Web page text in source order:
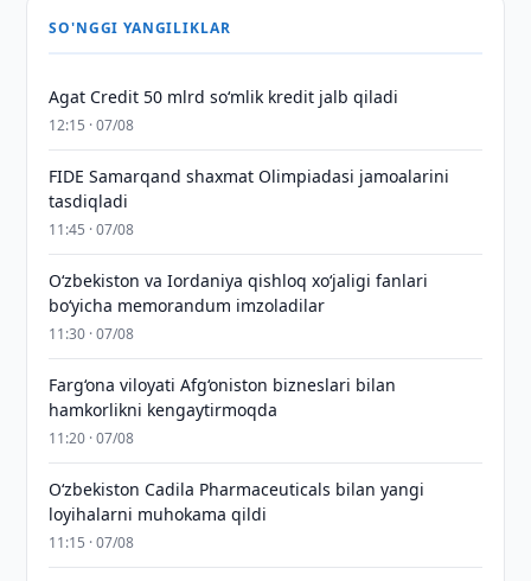
SO'NGGI YANGILIKLAR
Agat Credit 50 mlrd so‘mlik kredit jalb qiladi
12:15 · 07/08
FIDE Samarqand shaxmat Olimpiadasi jamoalarini
tasdiqladi
11:45 · 07/08
Oʻzbekiston va Iordaniya qishloq xoʻjaligi fanlari
boʻyicha memorandum imzoladilar
11:30 · 07/08
Farg‘ona viloyati Afg‘oniston bizneslari bilan
hamkorlikni kengaytirmoqda
11:20 · 07/08
Oʻzbekiston Cadila Pharmaceuticals bilan yangi
loyihalarni muhokama qildi
11:15 · 07/08